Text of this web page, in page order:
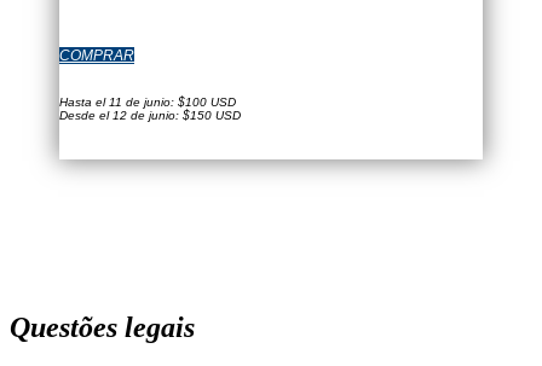
COMPRAR
Hasta el 11 de junio: $100 USD
Desde el 12 de junio: $150 USD
Questões legais